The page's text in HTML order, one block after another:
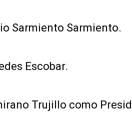
Sarmiento Sarmiento.
Escobar.
Trujillo como